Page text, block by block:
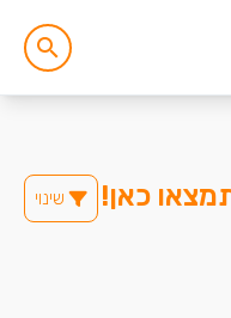
כאן! שינוי